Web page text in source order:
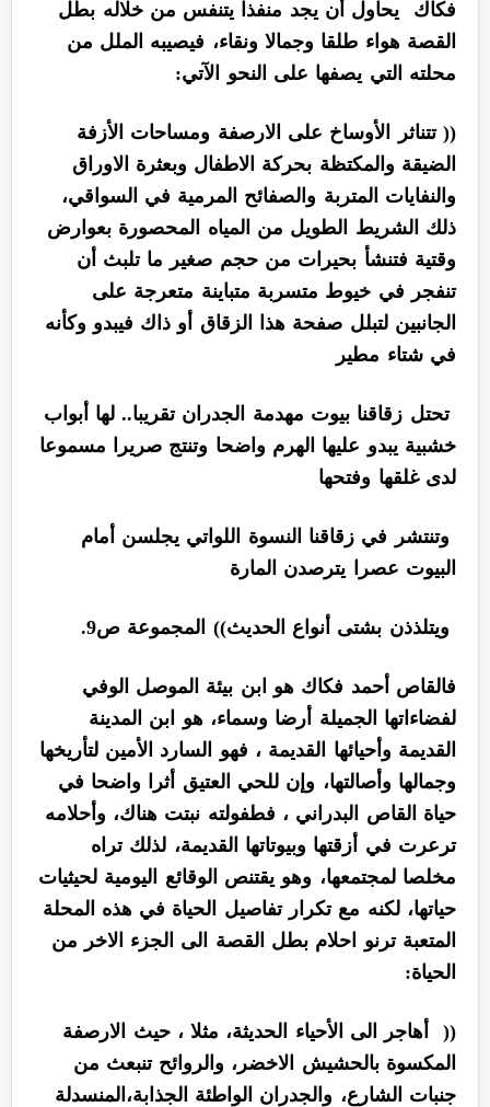
فكاك يحاول أن يجد منفذا يتنفس من خلاله بطل
القصة هواء طلقا وجمالا ونقاء، فيصيبه الملل من
محلته التي يصفها على النحو الآتي:
(( تتناثر الأوساخ على الارصفة ومساحات الأزفة
الضيقة والمكتظة بحركة الاطفال وبعثرة الاوراق
والنفايات المتربة والصفائح المرمية في السواقي،
ذلك الشريط الطويل من المياه المحصورة بعوارض
وقتية فتنشأ بحيرات من حجم صغير ما تلبث أن
تنفجر في خيوط متسربة متباينة متعرجة على
الجانبين لتبلل صفحة هذا الزقاق أو ذاك فيبدو وكأنه
في شتاء مطير
تحتل زقاقنا بيوت مهدمة الجدران تقريبا.. لها أبواب
خشبية يبدو عليها الهرم واضحا وتنتج صريرا مسموعا
لدى غلقها وفتحها
وتنتشر في زقاقنا النسوة اللواتي يجلسن أمام
البيوت عصرا يترصدن المارة
ويتلذذن بشتى أنواع الحديث)) المجموعة ص9.
فالقاص أحمد فكاك هو ابن بيئة الموصل الوفي
لفضاءاتها الجميلة أرضا وسماء، هو ابن المدينة
القديمة وأحيائها القديمة ، فهو السارد الأمين لتأريخها
وجمالها وأصالتها، وإن للحي العتيق أثرا واضحا في
حياة القاص البدراني ، فطفولته نبتت هناك، وأحلامه
ترعرت في أزقتها وبيوتاتها القديمة، لذلك تراه
مخلصا لمجتمعها، وهو يقتنص الوقائع اليومية لحيثيات
حياتها، لكنه مع تكرار تفاصيل الحياة في هذه المحلة
المتعبة ترنو احلام بطل القصة الى الجزء الاخر من
الحياة:
(( أهاجر الى الأحياء الحديثة، مثلا ، حيث الارصفة
المكسوة بالحشيش الاخضر، والروائح تنبعث من
جنبات الشارع، والجدران الواطئة الجذابة،المنسدلة